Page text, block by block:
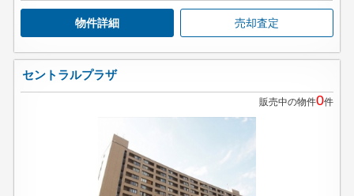
物件詳細 売却査定
セントラルプラザ
販売中の物件0件